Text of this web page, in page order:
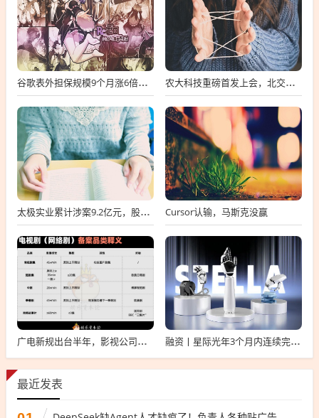
谷歌表外担保规模9个月涨6倍至438亿美元，用“财务兜底”换TPU芯片订单 农大科技重磅首发上会，北交所募资达4.13亿元，科技创新引领未来发展！
太极实业累计涉案9.2亿元，股价一周跌超30%，子公司起诉讨要6396万工程款 Cursor认输，马斯克没赢
广电新规出台半年，影视公司看懂这套“IP宇宙说明书”了吗？ 融资丨星际光年3个月内连续完成2轮融资，累计融资亿元
最近发表